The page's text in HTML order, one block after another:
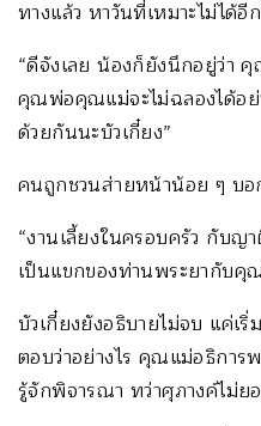
ทางแล้ว หาวันที่เหมาะไม่ได้อี
“ดีจังเลย น้องก็ยังนึกอยู่ว่า
คุณพ่อคุณแม่จะไม่ฉลองได้อย่
ด้วยกันนะบัวเกี๋ยง”
คนถูกชวนส่ายหน้าน้อย ๆ บอ
“งานเลี้ยงในครอบครัว กับ
เป็นแขกของท่านพระยากับ
บัวเกี๋ยงยังอธิบายไม่จบ แค่เ
ตอบว่าอย่างไร คุณแม่อธิการ
รู้จักพิจารณา ทว่าศุภางค์ไม่